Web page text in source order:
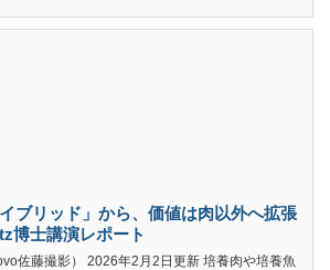
ブリッド」から、価値は肉以外へ拡張
博士講演レポート
佐藤撮影） 2026年2月2日更新 培養肉や培養魚